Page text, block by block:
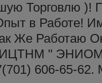
Торговлю )!
в Работе!
Же Работаю
" ЭНИОМ
606-65-